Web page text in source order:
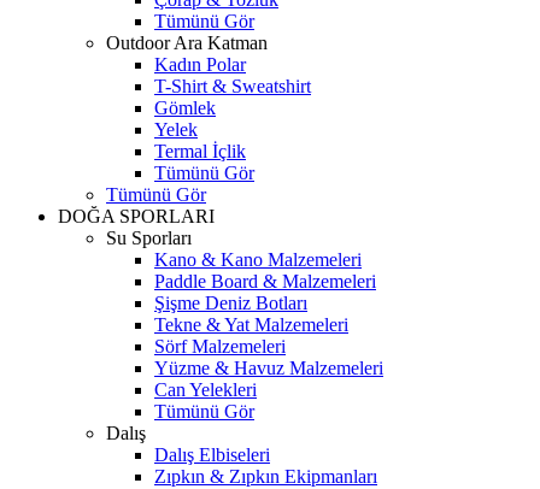
Tümünü Gör
Outdoor Ara Katman
Kadın Polar
T-Shirt & Sweatshirt
Gömlek
Yelek
Termal İçlik
Tümünü Gör
Tümünü Gör
DOĞA SPORLARI
Su Sporları
Kano & Kano Malzemeleri
Paddle Board & Malzemeleri
Şişme Deniz Botları
Tekne & Yat Malzemeleri
Sörf Malzemeleri
Yüzme & Havuz Malzemeleri
Can Yelekleri
Tümünü Gör
Dalış
Dalış Elbiseleri
Zıpkın & Zıpkın Ekipmanları